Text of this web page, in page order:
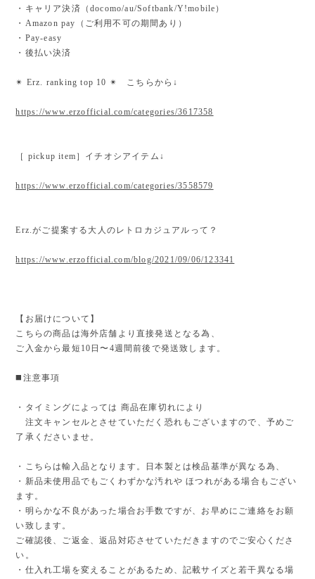
・キャリア決済（docomo/au/Softbank/Y!mobile）
・Amazon pay（ご利用不可の期間あり）
・Pay-easy
・後払い決済
✴︎ Erz. ranking top 10 ✴︎ こちらから↓
https://www.erzofficial.com/categories/3617358
［ pickup item］イチオシアイテム↓
https://www.erzofficial.com/categories/3558579
Erz.がご提案する大人のレトロカジュアルって？
https://www.erzofficial.com/blog/2021/09/06/123341
【お届けについて】
こちらの商品は海外店舗より直接発送となる為、
ご入金から最短10日〜4週間前後で発送致します。
◼️注意事項
・タイミングによっては 商品在庫切れにより
注文キャンセルとさせていただく恐れもございますので、予めご
了承くださいませ。
・こちらは輸入品となります。日本製とは検品基準が異なる為、
・新品未使用品でもごくわずかな汚れや ほつれがある場合もござい
ます。
・明らかな不良があった場合お手数ですが、お早めにご連絡をお願
い致します。
ご確認後、ご返金、返品対応させていただきますのでご安心くださ
い。
・仕入れ工場を変えることがあるため、記載サイズと若干異なる場